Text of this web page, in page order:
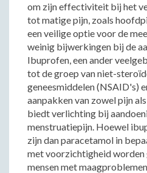
om zijn effectiviteit bij het
tot matige pijn, zoals
een veilige optie voor de
weinig bijwerkingen bij de
Ibuprofen, een ander
tot de groep van niet-
geneesmiddelen (NSAID's)
aanpakken van zowel pijn
biedt verlichting bij
menstruatiepijn. Hoewel
zijn dan paracetamol in
met voorzichtigheid
mensen met